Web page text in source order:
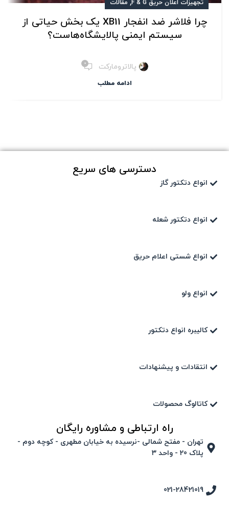
تجهیزات اعلان حریق F & G , مقالات
چرا فلاشر ضد انفجار XB11 یک بخش حیاتی از
سیستم ایمنی پالایشگاه‌هاست؟
پالاترومارکت ۰
ادامه مطلب
دسترسی های سریع
انواع دتکتور گاز
انواع دتکتور شعله
انواع شستی اعلام حریق
انواع ولو
کالیبره انواع دتکتور
انتقادات و پیشنهادات
کاتالوگ محصولات
راه ارتباطی و مشاوره رایگان
تهران - مفتح شمالی -نرسیده به خیابان مطهری - کوچه دوم -
پلاک 20 - واحد ۳
021-28421019